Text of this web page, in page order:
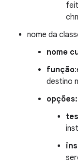
nome da
nome
função
destino
opções: